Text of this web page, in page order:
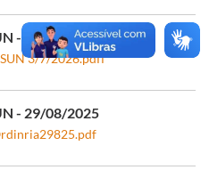
- 03/07/2026
3/7/2026.pdff
- 29/08/2025